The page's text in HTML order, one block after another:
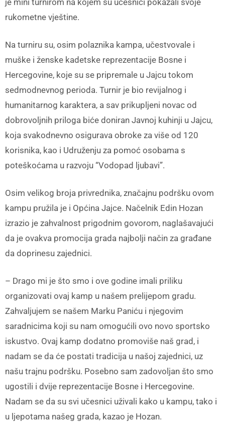
rukometne vještine.
Na turniru su, osim polaznika kampa, učestvovale i
muške i ženske kadetske reprezentacije Bosne i
Hercegovine, koje su se pripremale u Jajcu tokom
sedmodnevnog perioda. Turnir je bio revijalnog i
humanitarnog karaktera, a sav prikupljeni novac od
dobrovoljnih priloga biće doniran Javnoj kuhinji u Jajcu,
koja svakodnevno osigurava obroke za više od 120
korisnika, kao i Udruženju za pomoć osobama s
poteškoćama u razvoju “Vodopad ljubavi”.
Osim velikog broja privrednika, značajnu podršku ovom
kampu pružila je i Općina Jajce. Načelnik Edin Hozan
izrazio je zahvalnost prigodnim govorom, naglašavajući
da je ovakva promocija grada najbolji način za građane
da doprinesu zajednici.
– Drago mi je što smo i ove godine imali priliku
organizovati ovaj kamp u našem prelijepom gradu.
Zahvaljujem se našem Marku Paniću i njegovim
saradnicima koji su nam omogućili ovo novo sportsko
iskustvo. Ovaj kamp dodatno promoviše naš grad, i
nadam se da će postati tradicija u našoj zajednici, uz
našu trajnu podršku. Posebno sam zadovoljan što smo
ugostili i dvije reprezentacije Bosne i Hercegovine.
Nadam se da su svi učesnici uživali kako u kampu, tako i
u ljepotama našeg grada, kazao je Hozan.